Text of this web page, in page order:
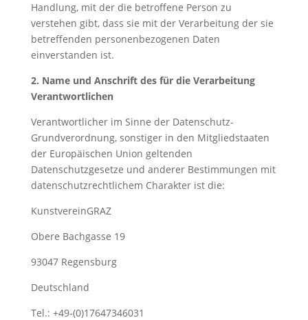
Handlung, mit der die betroffene Person zu
verstehen gibt, dass sie mit der Verarbeitung der sie
betreffenden personenbezogenen Daten
einverstanden ist.
2. Name und Anschrift des für die Verarbeitung
Verantwortlichen
Verantwortlicher im Sinne der Datenschutz-
Grundverordnung, sonstiger in den Mitgliedstaaten
der Europäischen Union geltenden
Datenschutzgesetze und anderer Bestimmungen mit
datenschutzrechtlichem Charakter ist die:
KunstvereinGRAZ
Obere Bachgasse 19
93047 Regensburg
Deutschland
Tel.: +49-(0)17647346031